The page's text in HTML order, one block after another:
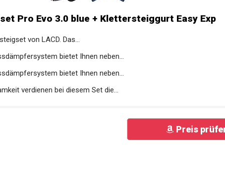
Pro Evo 3.0 blue + Klettersteiggurt Easy Exp
von LACD. Das...
bietet Ihnen neben...
bietet Ihnen neben...
verdienen bei diesem Set die...
Preis prüfen